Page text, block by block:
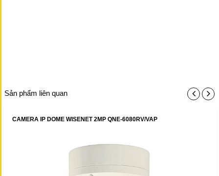
Sản phẩm liên quan
CAMERA IP DOME WISENET 2MP QNE-6080RV/VAP